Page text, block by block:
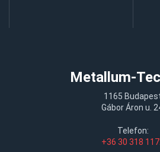
Metallum-
1165
Gábor Áron u.
Telefon:
+36 30 318